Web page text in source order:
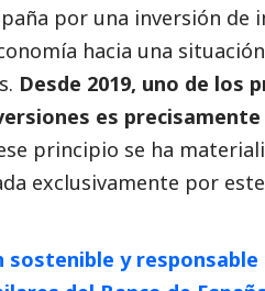
por una inversión de
hacia una
Desde 2019, uno de los
es precisamente
principio se ha
exclusivamente por
y responsable